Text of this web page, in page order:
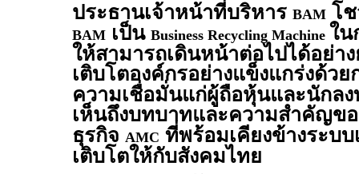
ประธานเจ้าหน้าที่บริหาร BAM โ
BAM เป็น Business Recycling Machine ใ
ให้สามารถเดินหน้าต่อไปได้อย่าง
เติบโตองค์กรอย่างแข็งแกร่งด้วย
ความเชื่อมั่นแก่ผู้ถือหุ้นและนักล
เห็นถึงบทบาทและความสำคัญข
ธุรกิจ AMC ที่พร้อมเคียงข้างระบ
เติบโตให้กับสังคมไทย